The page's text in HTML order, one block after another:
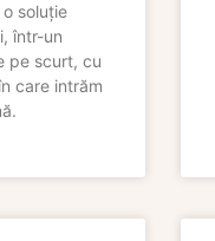
soluție
într-un
pe scurt, cu
care intrăm